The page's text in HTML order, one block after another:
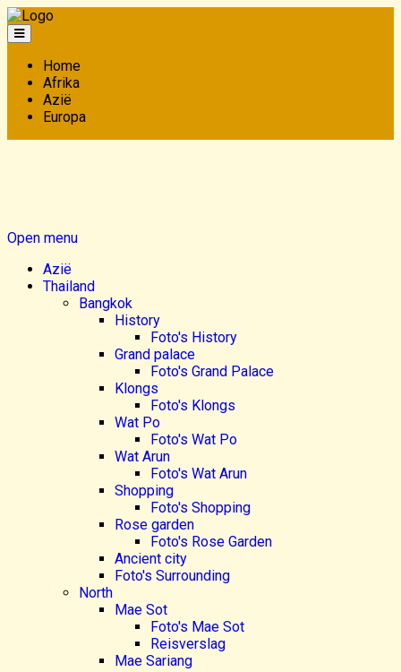
Home
Afrika
Azië
Europa
Open menu
Azië
Thailand
Bangkok
History
Foto's History
Grand palace
Foto's Grand Palace
Klongs
Foto's Klongs
Wat Po
Foto's Wat Po
Wat Arun
Foto's Wat Arun
Shopping
Foto's Shopping
Rose garden
Foto's Rose Garden
Ancient city
Foto's Surrounding
North
Mae Sot
Foto's Mae Sot
Reisverslag
Mae Sariang